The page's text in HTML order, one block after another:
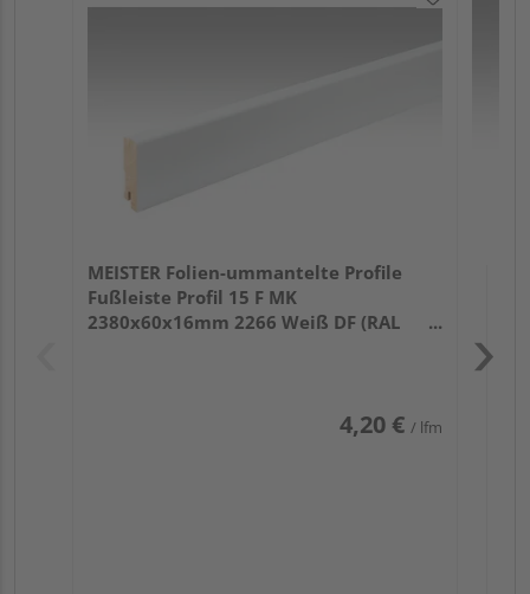
MEISTER Folien-ummantelte Profile
Fußleiste Profil 15 F MK
2380x60x16mm 2266 Weiß DF (RAL
4,20 € / lfm